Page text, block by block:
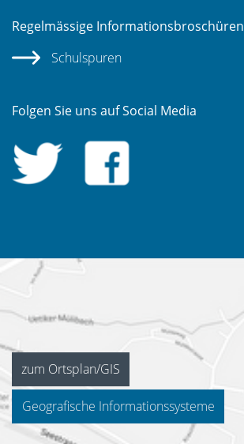
Regelmässige Informationsbroschüren
Schulspuren
Folgen Sie uns auf Social Media
Geografische Informationssysteme
zum Ortsplan/GIS